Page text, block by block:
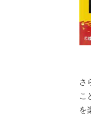
さ
こ
を